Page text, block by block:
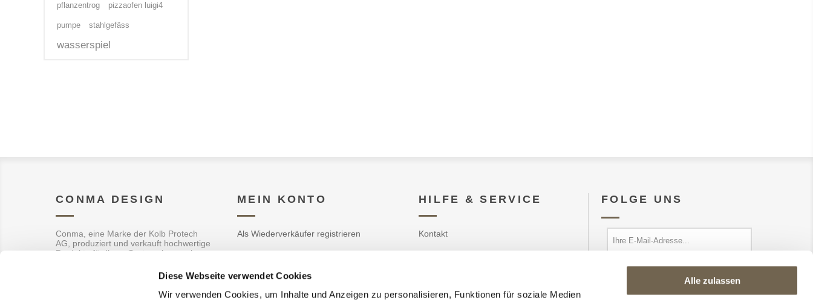
Diese Webseite verwendet Cookies
Wir verwenden Cookies, um Inhalte und Anzeigen zu personalisieren, Funktionen für soziale Medien
Alle zulassen
pflanzentrog pizzaofen luigi4
pumpe stahlgefäss
wasserspiel
CONMA DESIGN
Conma, eine Marke der Kolb Protech
AG, produziert und verkauft hochwertige
Produkte für Ihren Garten aber auch
MEIN KONTO
Als Wiederverkäufer registrieren
Adressen
HILFE & SERVICE
Kontakt
FOLGE UNS